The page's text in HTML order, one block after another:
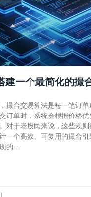
建一个最简化的撮
撮合交易算法是每一笔订
订单时，系统会根据价格优
对于老股民来说，这些规
一个高效、可复用的撮合引
的…